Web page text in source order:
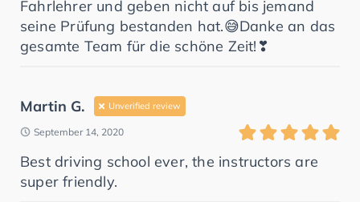
Fahrlehrer und geben nicht auf bis jemand
seine Prüfung bestanden hat.😅Danke an das
gesamte Team für die schöne Zeit!❣
Martin G. Unverified review
September 14, 2020
Best driving school ever, the instructors are
super friendly.